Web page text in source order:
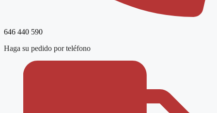
646 440 590
Haga su pedido por teléfono